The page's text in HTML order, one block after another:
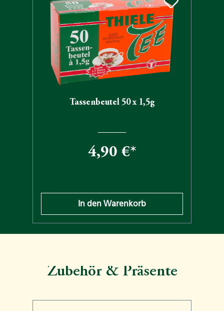
Tassenbeutel 50 x 1,5g
4,90 €*
In den Warenkorb
Zubehör & Präsente